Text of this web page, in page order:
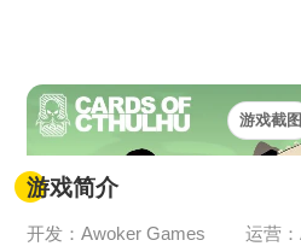
游戏截图
游戏简介
开发：Awoker Games 运营